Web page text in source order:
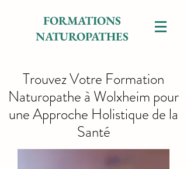
FORMATIONS
NATUROPATHES
Trouvez Votre Formation
Naturopathe à Wolxheim pour
une Approche Holistique de la
Santé